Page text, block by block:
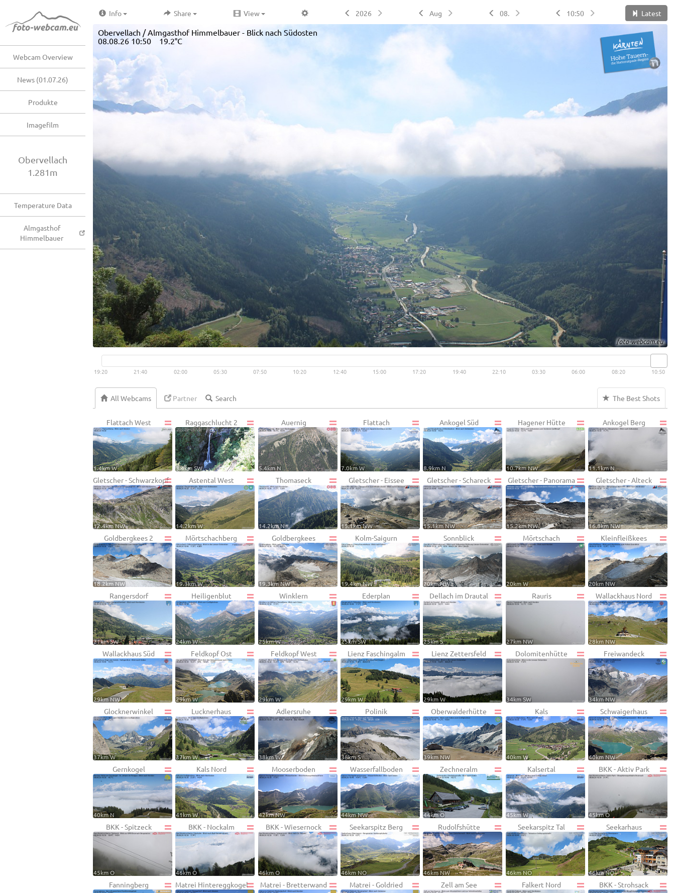
Webcam Overview
News (01.07.26)
Produkte
Imagefilm
Obervellach
1.281m
Temperature Data
Almgasthof
Himmelbauer
Info Share View 2026 Aug 08. 10:50 Latest
Obervellach / Almgasthof Himmelbauer - Blick nach Südosten
08.08.26 10:50 19.2°C
Live video available → View
19:20 21:40 02:00 05:30 07:50 10:20 12:40 15:00 17:20 19:40 22:10 03:30 06:00 08:20 10:50
All Webcams The Best Shots
Partner
Flattach West
1.4km W
Raggaschlucht 2
3.4km SW
Auernig
5.4km N
Flattach
7.0km W
Ankogel Süd
8.9km N
Hagener Hütte
10.7km NW
Ankogel Berg
11.1km N
Gletscher - Schwarzkopf
12.4km NW
Astental West
14.2km W
Thomaseck
14.2km N
Gletscher - Eissee
15.1km NW
Gletscher - Schareck
15.1km NW
Gletscher - Panorama
15.2km NW
Gletscher - Alteck
16.8km NW
Goldbergkees 2
18.2km NW
Mörtschachberg
19.3km W
Goldbergkees
19.3km NW
Kolm-Saigurn
19.4km NW
Sonnblick
20km NW
Mörtschach
20km W
Kleinfleißkees
20km NW
Rangersdorf
21km SW
Heiligenblut
24km W
Winklern
25km W
Ederplan
25km SW
Dellach im Drautal
25km S
Rauris
27km NW
Wallackhaus Nord
28km NW
Wallackhaus Süd
29km NW
Feldkopf Ost
29km W
Feldkopf West
29km W
Lienz Faschingalm
29km W
Lienz Zettersfeld
29km W
Dolomitenhütte
34km SW
Freiwandeck
34km NW
Glocknerwinkel
37km W
Lucknerhaus
37km W
Adlersruhe
38km W
Polinik
38km S
Oberwalderhütte
39km NW
Kals
40km W
Schwaigerhaus
40km NW
Gernkogel
40km N
Kals Nord
41km W
Mooserboden
42km NW
Wasserfallboden
44km NW
Zechneralm
44km O
Kalsertal
45km W
BKK - Aktiv Park
45km O
BKK - Spitzeck
45km O
BKK - Nockalm
46km O
BKK - Wiesernock
46km O
Seekarspitz Berg
46km NO
Rudolfshütte
46km NW
Seekarspitz Tal
46km NO
Seekarhaus
46km NO
Fanningberg Matrei Hintereggkogel Matrei - Bretterwand Matrei - Goldried Zell am See Falkert Nord BKK - Strohsack